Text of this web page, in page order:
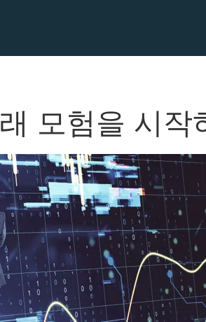
모험을 시작